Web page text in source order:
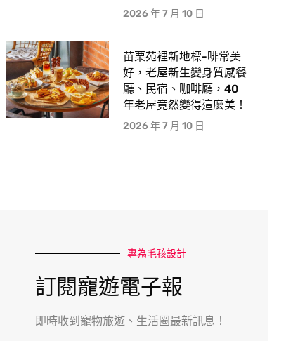
2026 年 7 月 10 日
苗栗苑裡新地標-啡常美
好，老屋新生變身質感餐
廳、民宿、咖啡廳，40
年老屋竟然變得這麼美！
2026 年 7 月 10 日
專為毛孩設計
訂閱寵遊電子報
即時收到寵物旅遊、生活圈最新訊息！